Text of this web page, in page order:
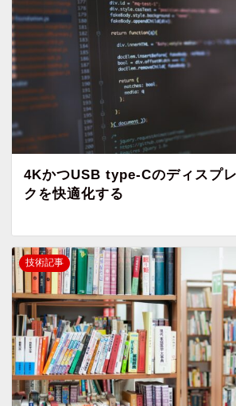
4KかつUSB type-Cのディスプ
クを快適化する
技術記事